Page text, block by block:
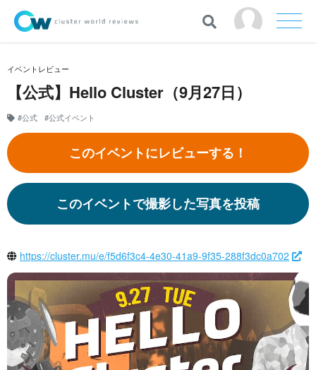
イベントレビュー
【公式】Hello Cluster（9月27日）
#公式 #公式イベント
このイベントにレビューする！
このイベントで撮影した写真を投稿
https://cluster.mu/e/f5d6f3c4-4e30-41a9-9f35-288f3dc0a702